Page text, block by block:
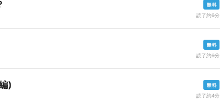
読了約6分
読了約6分
)
読了約4分